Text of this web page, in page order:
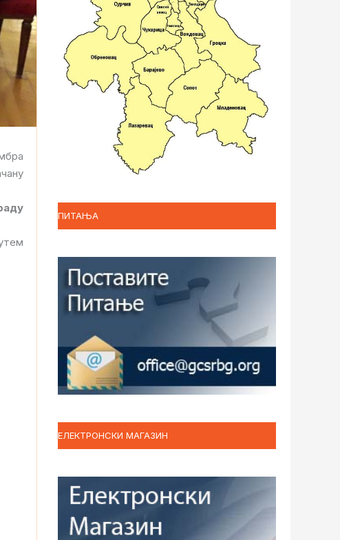
ПИТАЊА
ЕЛЕКТРОНСКИ МАГАЗИН